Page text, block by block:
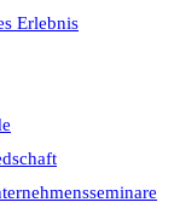
Erlebnis